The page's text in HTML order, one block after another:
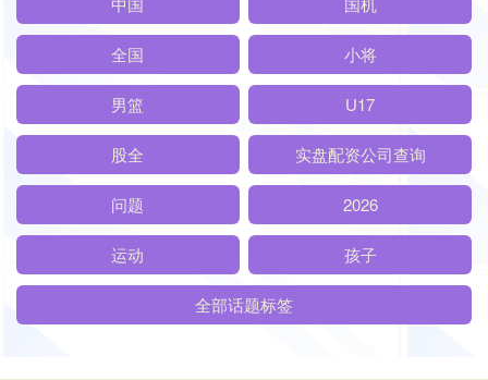
全国 小将
男篮 U17
股全 实盘配资公司查询
问题 2026
运动 孩子
全部话题标签